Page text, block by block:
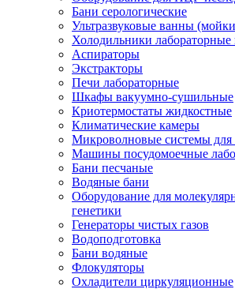
Бани серологические
Ультразвуковые ванны
Холодильники
Аспираторы
Экстракторы
Печи лабораторные
Шкафы вакуумно-сушильные
Криотермостаты жидкостные
Климатические камеры
Микроволновые системы для
Машины посудомоечные
Бани песчаные
Водяные бани
Оборудование для
генетики
Генераторы чистых газов
Водоподготовка
Бани водяные
Флокуляторы
Охладители циркуляционные